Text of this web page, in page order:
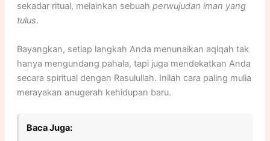
sekadar ritual, melainkan sebuah perwujudan iman yang
tulus.
Bayangkan, setiap langkah Anda menunaikan aqiqah tak
hanya mengundang pahala, tapi juga mendekatkan Anda
secara spiritual dengan Rasulullah. Inilah cara paling mulia
merayakan anugerah kehidupan baru.
Baca Juga: